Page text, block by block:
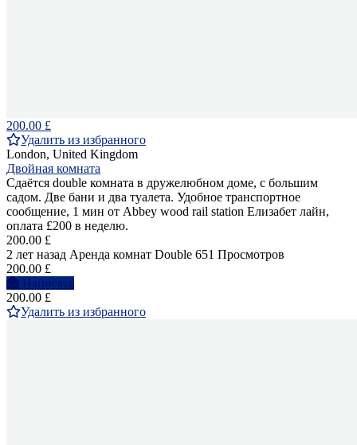
200.00 £
Удалить из избранного
London, United Kingdom
Двойная комната
Сдаётся double комната в дружелюбном доме, с большим
садом. Две бани и два туалета. Удобное транспортное
сообщение, 1 мин от Abbey wood rail station Елизабет лайн,
оплата £200 в неделю.
200.00 £
2 лет назад Аренда комнат Double 651 Просмотров
200.00 £
Написать
200.00 £
Удалить из избранного